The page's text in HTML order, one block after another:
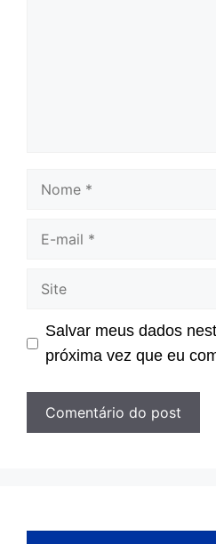
Nome
Site
Salvar meus dados
próxima vez que eu